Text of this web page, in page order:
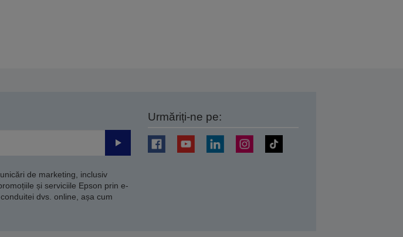
Trimiteți
de marketing, inclusiv
și serviciile Epson prin e-
dvs. online, așa cum
Urmăriți-ne pe: